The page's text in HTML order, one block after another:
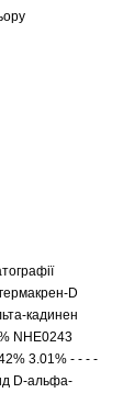
D
кадинен
NHE0243
3.01% - - - -
D-альфа-